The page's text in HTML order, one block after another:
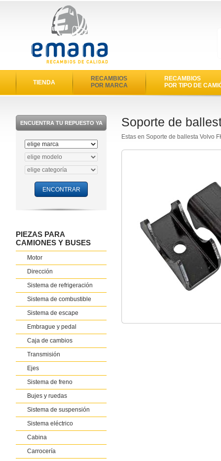
TIENDA
RECAMBIOS
POR MARCA
RECAMBIOS
POR TIPO DE
ENCUENTRA TU REPUESTO YA
PIEZAS PARA
CAMIONES Y BUSES
Motor
Dirección
Sistema de refrigeración
Sistema de combustible
Sistema de escape
Embrague y pedal
Caja de cambios
Transmisión
Ejes
Sistema de freno
Bujes y ruedas
Sistema de suspensión
Sistema eléctrico
Cabina
Carrocería
Soporte de
Estas en Soporte de ballesta Volvo